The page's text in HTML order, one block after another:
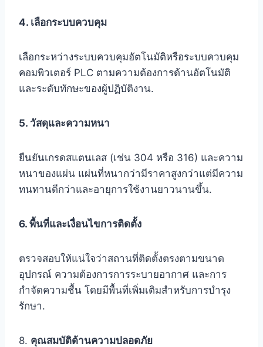
4. เลือกระบบควบคุม
เลือกระหว่างระบบควบคุมอัตโนมัติหรือระบบควบคุม
คอมพิวเตอร์ PLC ตามความต้องการด้านอัตโนมัติ
และระดับทักษะของผู้ปฏิบัติงาน.
5. วัสดุและความหนา
ยืนยันเกรดสแตนเลส (เช่น 304 หรือ 316) และความ
หนาของแผ่น แผ่นที่หนากว่ามีราคาสูงกว่าแต่มีความ
ทนทานดีกว่าและอายุการใช้งานยาวนานขึ้น.
6. พื้นที่และเงื่อนไขการติดตั้ง
ตรวจสอบให้แน่ใจว่าสถานที่ติดตั้งตรงตามขนาด
อุปกรณ์ ความต้องการการระบายอากาศ และการ
กำจัดความชื้น โดยมีพื้นที่เพิ่มเติมสำหรับการบำรุง
รักษา.
8. คุณสมบัติด้านความปลอดภัย